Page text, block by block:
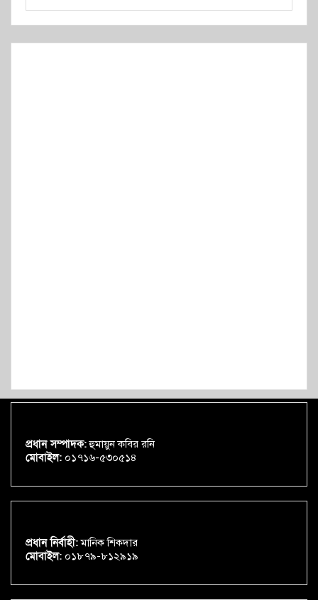
প্রধান সম্পাদক:হুমায়ুন কবির রনি
মোবাইল: ০১৭১৬-৫৩০৫১৪
প্রধান নির্বাহী:মানিক শিকদার
মোবাইল: ০১৮৭৯-৮১২৯১৯